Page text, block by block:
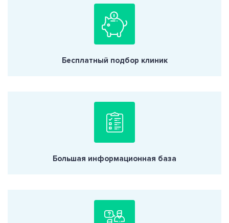
Бесплатный подбор клиник
Большая информационная база